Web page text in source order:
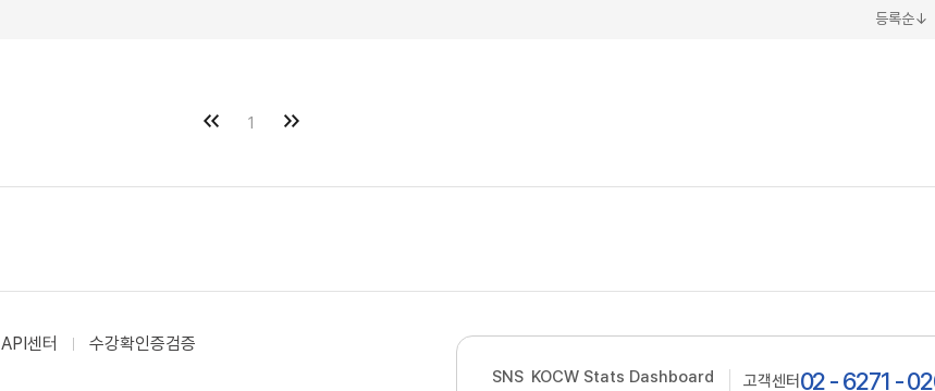
등록순↓
1
API센터 수강확인증검증
SNS KOCW Stats Dashboard 고객센터 02 - 6271 -